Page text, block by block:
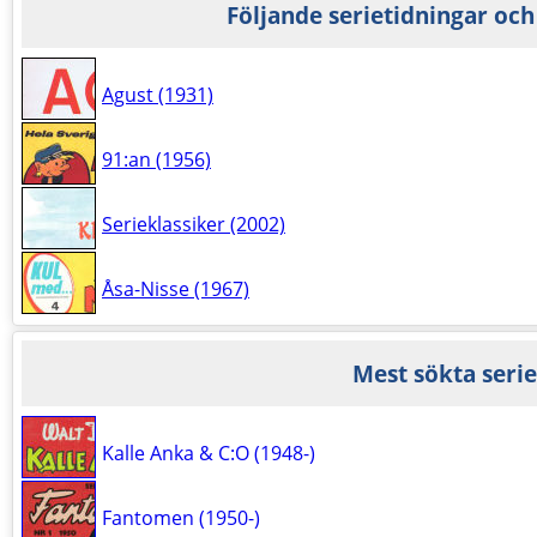
Följande serietidningar
Agust (1931)
91:an (1956)
Serieklassiker (2002)
Åsa-Nisse (1967)
Mest sökta
Kalle Anka & C:O (1948-)
Fantomen (1950-)